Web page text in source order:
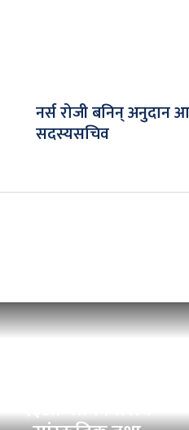
नर्स रोजी बनिन् अनुदान
सदस्यसचिव
१३औँ वार्षिकोत्सव